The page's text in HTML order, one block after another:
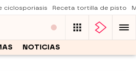
ciclosporiasis Receta tortilla de pisto
NOTICIAS